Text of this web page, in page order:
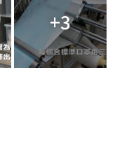
+3